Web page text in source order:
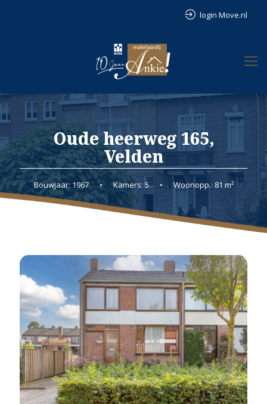
login Move.nl
Oude heerweg 165,
Velden
Bouwjaar: 1967 • Kamers: 5 • Woonopp.: 81 m²